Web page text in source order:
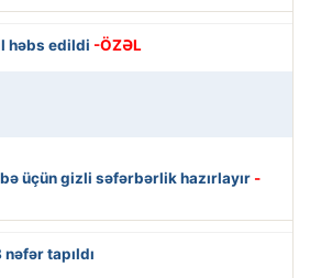
həbs edildi -ÖZƏL
üçün gizli səfərbərlik hazırlayır -
tapıldı